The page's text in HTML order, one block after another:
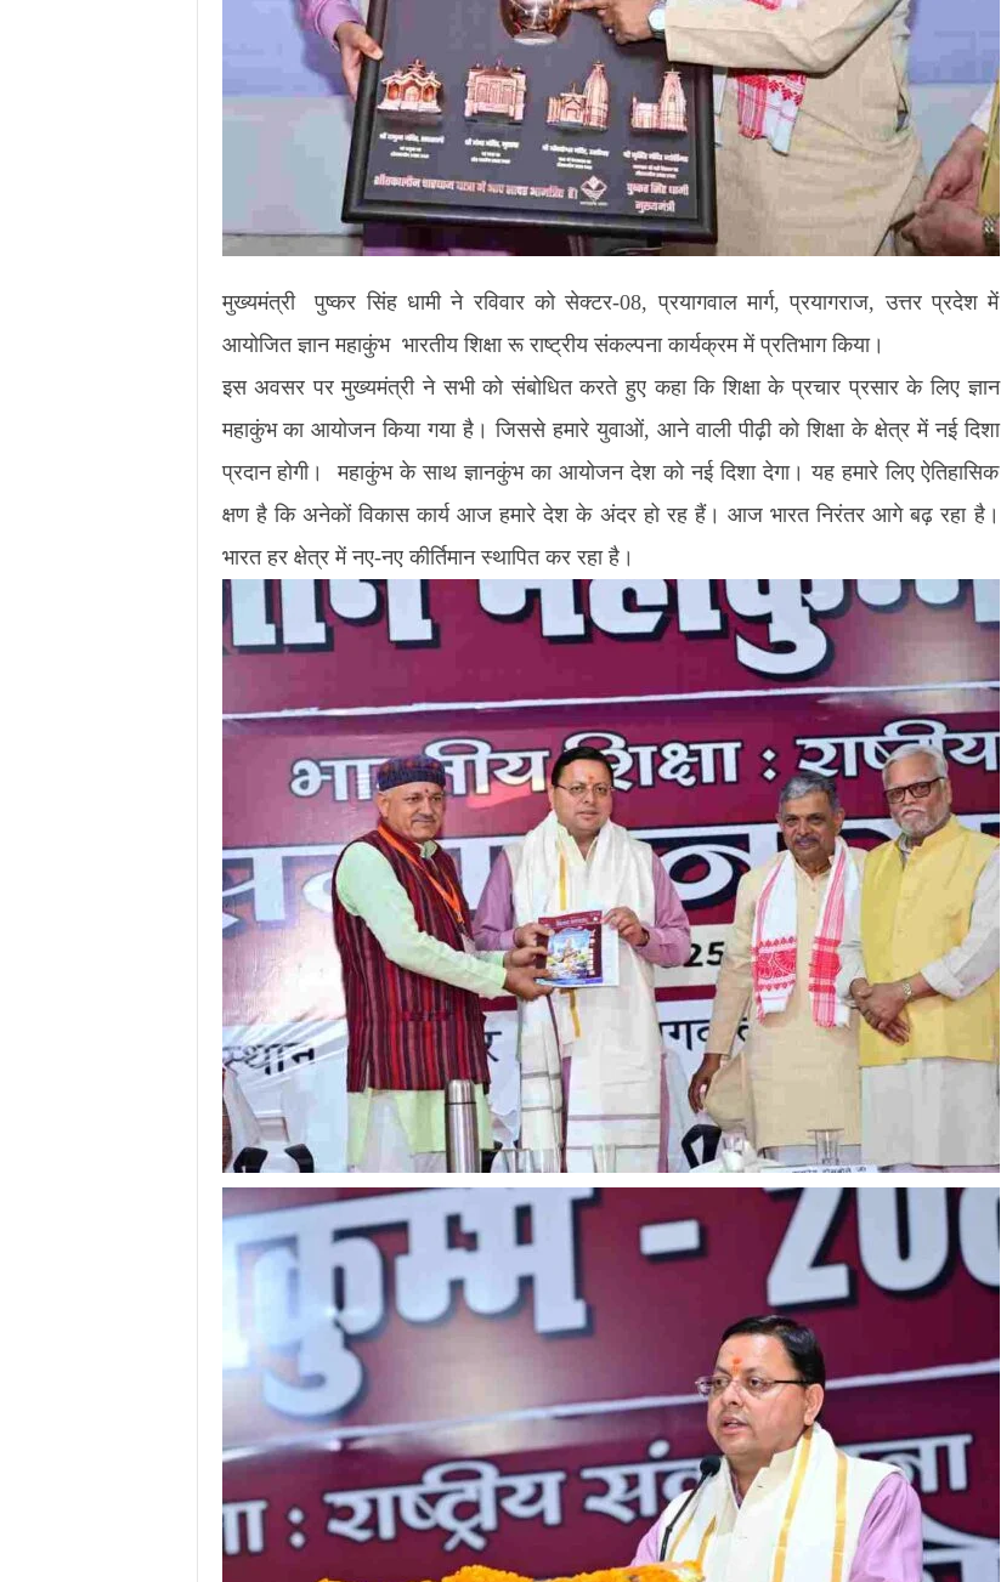
मुख्यमंत्री पुष्कर सिंह धामी ने रविवार को सेक्टर-08, प्रयागवाल मार्ग, प्रयागराज, उत्तर प्रदेश में
आयोजित ज्ञान महाकुंभ भारतीय शिक्षा रू राष्ट्रीय संकल्पना कार्यक्रम में प्रतिभाग किया।
इस अवसर पर मुख्यमंत्री ने सभी को संबोधित करते हुए कहा कि शिक्षा के प्रचार प्रसार के लिए ज्ञान
महाकुंभ का आयोजन किया गया है। जिससे हमारे युवाओं, आने वाली पीढ़ी को शिक्षा के क्षेत्र में नई दिशा
प्रदान होगी। महाकुंभ के साथ ज्ञानकुंभ का आयोजन देश को नई दिशा देगा। यह हमारे लिए ऐतिहासिक
क्षण है कि अनेकों विकास कार्य आज हमारे देश के अंदर हो रह हैं। आज भारत निरंतर आगे बढ़ रहा है।
भारत हर क्षेत्र में नए-नए कीर्तिमान स्थापित कर रहा है।